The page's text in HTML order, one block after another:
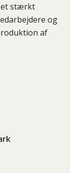
et stærkt
og
af